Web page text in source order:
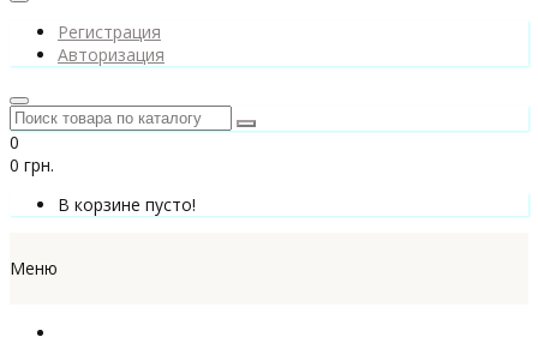
Регистрация
Авторизация
0
0 грн.
В корзине пусто!
Меню